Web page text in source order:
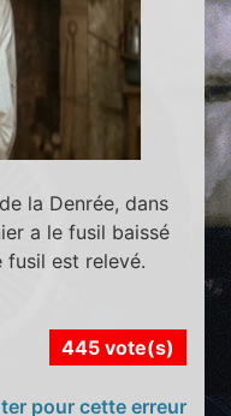
la Denrée, dans
a le fusil baissé
fusil est relevé.
445 vote(s)
pour cette erreur